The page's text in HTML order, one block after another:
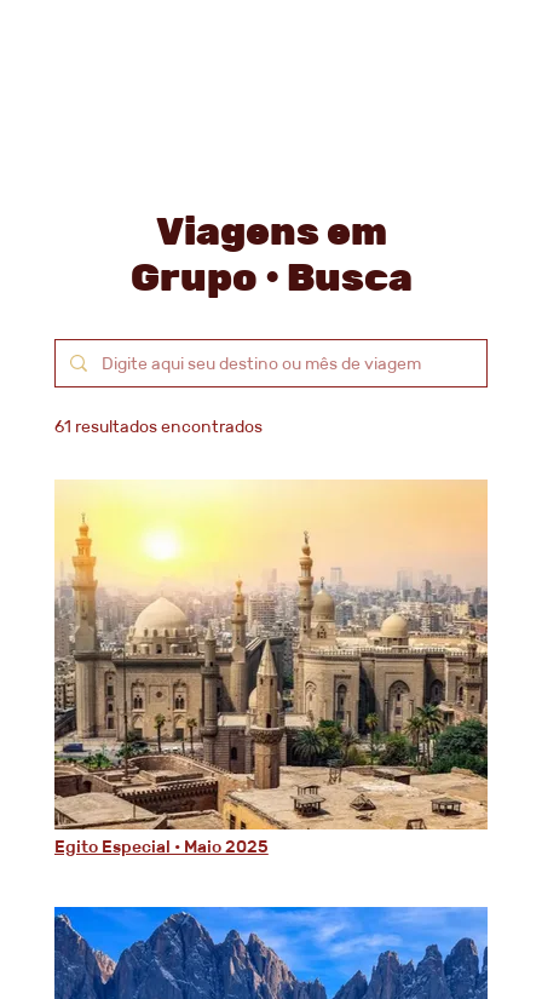
61 resultados encontrados
Egito Especial • Maio 2025
Viagens em
Grupo • Busca